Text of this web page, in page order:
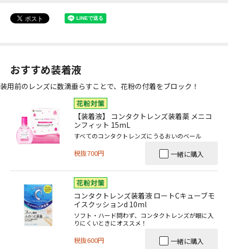
おすすめ装着液
装用前のレンズに数滴垂らすことで、花粉の付着をブロック！
【装着液】 コンタクトレンズ装着薬 メニコ
ンフィット 15mL
すべてのコンタクトレンズにうるおいのベール
税抜700円 一緒に購入
コンタクトレンズ装着液 ロートCキューブモ
イスクッションd 10ml
ソフト・ハード問わず、コンタクトレンズが眼に入
りにくいときにオススメ！
税抜600円 一緒に購入